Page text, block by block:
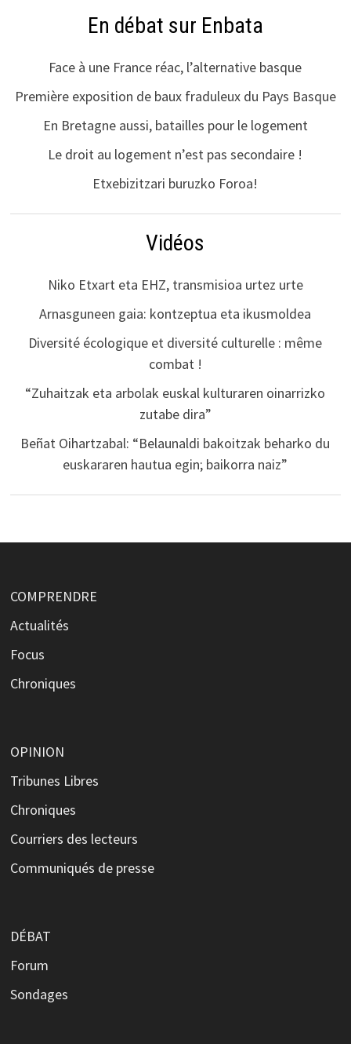
En débat sur Enbata
Face à une France réac, l’alternative basque
Première exposition de baux fraduleux du Pays Basque
En Bretagne aussi, batailles pour le logement
Le droit au logement n’est pas secondaire !
Etxebizitzari buruzko Foroa!
Vidéos
Niko Etxart eta EHZ, transmisioa urtez urte
Arnasguneen gaia: kontzeptua eta ikusmoldea
Diversité écologique et diversité culturelle : même
combat !
“Zuhaitzak eta arbolak euskal kulturaren oinarrizko
zutabe dira”
Beñat Oihartzabal: “Belaunaldi bakoitzak beharko du
euskararen hautua egin; baikorra naiz”
COMPRENDRE
Actualités
Focus
Chroniques
OPINION
Tribunes Libres
Chroniques
Courriers des lecteurs
Communiqués de presse
DÉBAT
Forum
Sondages